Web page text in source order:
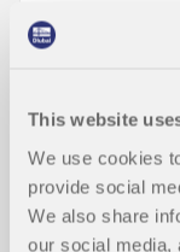
This website
We use cookies
provide social
We also share
our social media,
odkształceń
czołowymi
przypadku
cztery
oficjalne
detali.
Funkcje
Graficzna